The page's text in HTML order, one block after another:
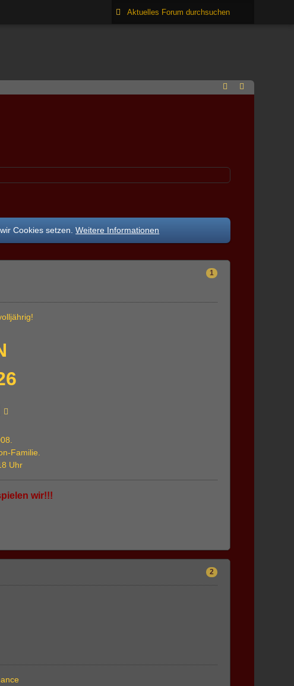
Cookies setzen.Weitere Informationen
1
Familie.
Uhr
wir!!!
2